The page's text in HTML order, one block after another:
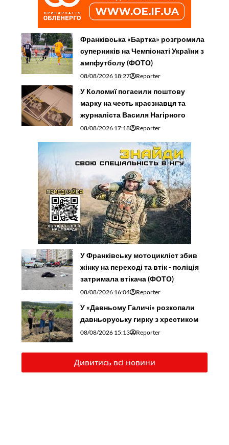
Франківська «Бартка» розгромила
суперників на Чемпіонаті України з
ампфутболу (ФОТО)
08/08/2026 18:27 Reporter
У Коломиї погасили поштову
марку на честь краєзнавця та
журналіста Василя Нагірного
08/08/2026 17:18 Reporter
У Франківську мотоцикліст збив
жінку на переході та втік - поліція
затримала втікача (ФОТО)
08/08/2026 16:04 Reporter
У «Давньому Галичі» розкопали
давньоруську гирку з хрестиком
08/08/2026 15:13 Reporter
Дивитись всі новини